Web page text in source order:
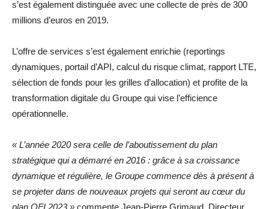
s’est également distinguée avec une collecte de près de 300
millions d’euros en 2019.
L’offre de services s’est également enrichie (reportings
dynamiques, portail d’API, calcul du risque climat, rapport LTE,
sélection de fonds pour les grilles d’allocation) et profite de la
transformation digitale du Groupe qui vise l’efficience
opérationnelle.
« L’année 2020 sera celle de l’aboutissement du plan
stratégique qui a démarré en 2016 : grâce à sa croissance
dynamique et régulière, le Groupe commence dès à présent à
se projeter dans de nouveaux projets qui seront au cœur du